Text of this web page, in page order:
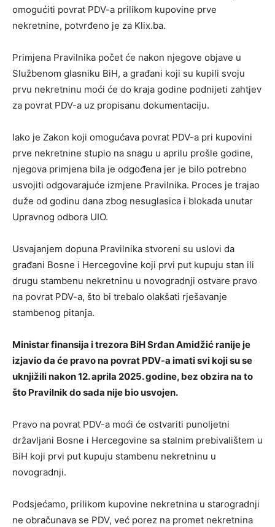
omogućiti povrat PDV-a prilikom kupovine prve
nekretnine, potvrđeno je za Klix.ba.
Primjena Pravilnika počet će nakon njegove objave u
Službenom glasniku BiH, a građani koji su kupili svoju
prvu nekretninu moći će do kraja godine podnijeti zahtjev
za povrat PDV-a uz propisanu dokumentaciju.
Iako je Zakon koji omogućava povrat PDV-a pri kupovini
prve nekretnine stupio na snagu u aprilu prošle godine,
njegova primjena bila je odgođena jer je bilo potrebno
usvojiti odgovarajuće izmjene Pravilnika. Proces je trajao
duže od godinu dana zbog nesuglasica i blokada unutar
Upravnog odbora UIO.
Usvajanjem dopuna Pravilnika stvoreni su uslovi da
građani Bosne i Hercegovine koji prvi put kupuju stan ili
drugu stambenu nekretninu u novogradnji ostvare pravo
na povrat PDV-a, što bi trebalo olakšati rješavanje
stambenog pitanja.
Ministar finansija i trezora BiH Srđan Amidžić ranije je
izjavio da će pravo na povrat PDV-a imati svi koji su se
uknjižili nakon 12. aprila 2025. godine, bez obzira na to
što Pravilnik do sada nije bio usvojen.
Pravo na povrat PDV-a moći će ostvariti punoljetni
državljani Bosne i Hercegovine sa stalnim prebivalištem u
BiH koji prvi put kupuju stambenu nekretninu u
novogradnji.
Podsjećamo, prilikom kupovine nekretnina u starogradnji
ne obračunava se PDV, već porez na promet nekretnina